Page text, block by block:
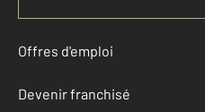
Offres d'emploi
Devenir franchisé